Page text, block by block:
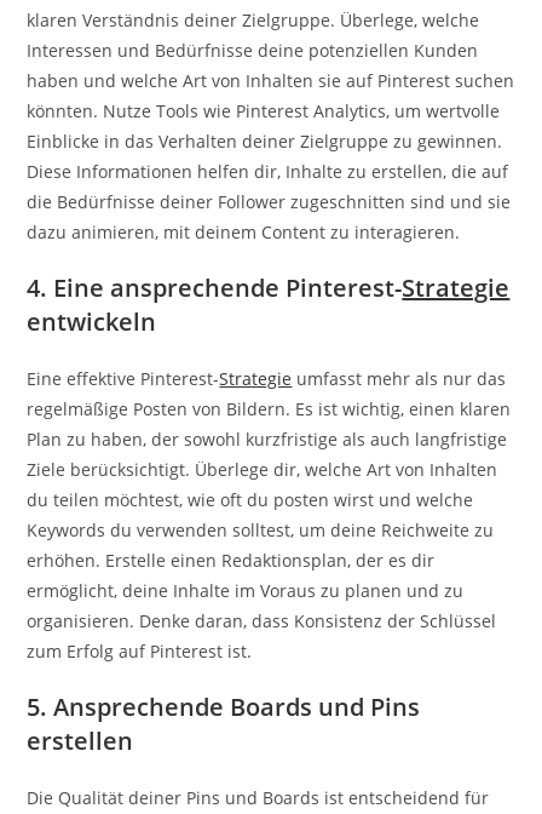
klaren Verständnis deiner Zielgruppe. Überlege, welche
Interessen und Bedürfnisse deine potenziellen Kunden
haben und welche Art von Inhalten sie auf Pinterest suchen
könnten. Nutze Tools wie Pinterest Analytics, um wertvolle
Einblicke in das Verhalten deiner Zielgruppe zu gewinnen.
Diese Informationen helfen dir, Inhalte zu erstellen, die auf
die Bedürfnisse deiner Follower zugeschnitten sind und sie
dazu animieren, mit deinem Content zu interagieren.
4. Eine ansprechende Pinterest-Strategie
entwickeln
Eine effektive Pinterest-Strategie umfasst mehr als nur das
regelmäßige Posten von Bildern. Es ist wichtig, einen klaren
Plan zu haben, der sowohl kurzfristige als auch langfristige
Ziele berücksichtigt. Überlege dir, welche Art von Inhalten
du teilen möchtest, wie oft du posten wirst und welche
Keywords du verwenden solltest, um deine Reichweite zu
erhöhen. Erstelle einen Redaktionsplan, der es dir
ermöglicht, deine Inhalte im Voraus zu planen und zu
organisieren. Denke daran, dass Konsistenz der Schlüssel
zum Erfolg auf Pinterest ist.
5. Ansprechende Boards und Pins
erstellen
Die Qualität deiner Pins und Boards ist entscheidend für